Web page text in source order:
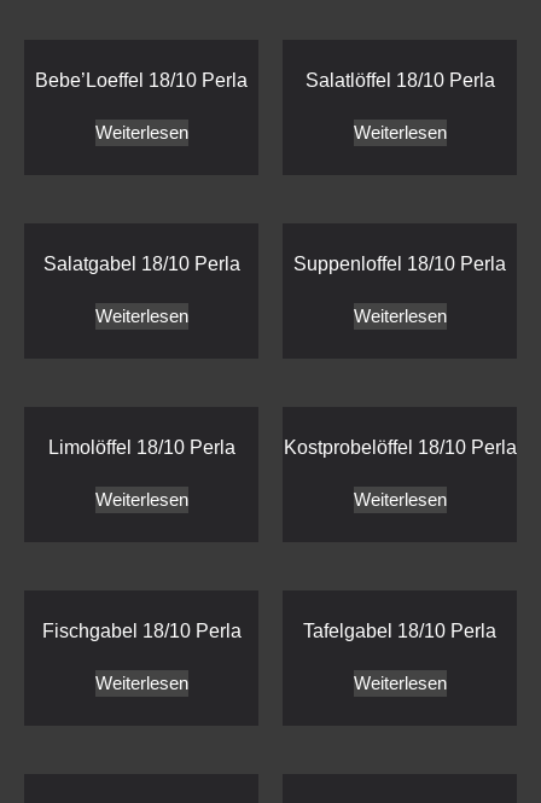
Bebe’Loeffel 18/10 Perla
Weiterlesen
Salatlöffel 18/10 Perla
Weiterlesen
Salatgabel 18/10 Perla
Weiterlesen
Suppenloffel 18/10 Perla
Weiterlesen
Limolöffel 18/10 Perla
Weiterlesen
Kostprobelöffel 18/10 Perla
Weiterlesen
Fischgabel 18/10 Perla
Weiterlesen
Tafelgabel 18/10 Perla
Weiterlesen